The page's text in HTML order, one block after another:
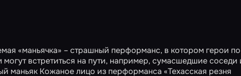
«маньячка» – страшный перформанс, в котором герои
могут встретиться на пути, например, сумасшедшие соседи
маньяк Кожаное лицо из перформанса «Техасская резня